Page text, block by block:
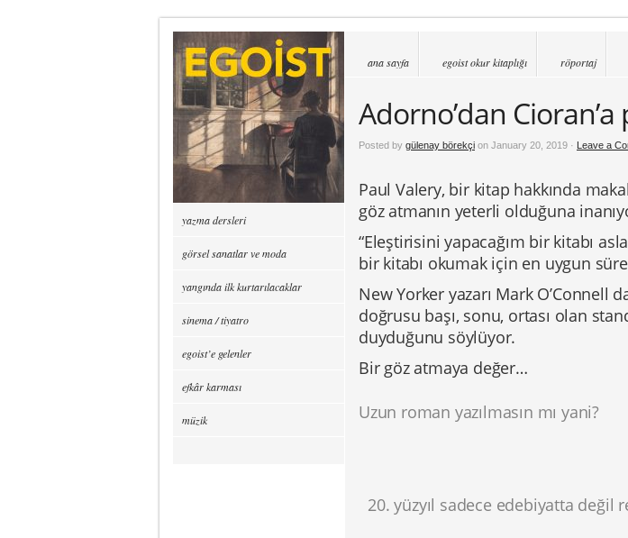
ana sayfa egoist okur kitaplığı röportaj
Adorno’dan
Posted by gülenay börekçi on January 20, 2019 · Leave a
Paul Valery, bir kitap hakkında
göz atmanın yeterli olduğuna
“Eleştirisini yapacağım bir kitabı
bir kitabı okumak için en uygun
New Yorker yazarı Mark
doğrusu başı, sonu, ortası olan
duyduğunu söylüyor.
Bir göz atmaya değer…
Uzun roman yazılmasın mı yani?
20. yüzyıl sadece edebiyatta değil
yazma dersleri
görsel sanatlar ve moda
yangında ilk kurtarılacaklar
sinema / tiyatro
egoist’e gelenler
efkâr karması
müzik